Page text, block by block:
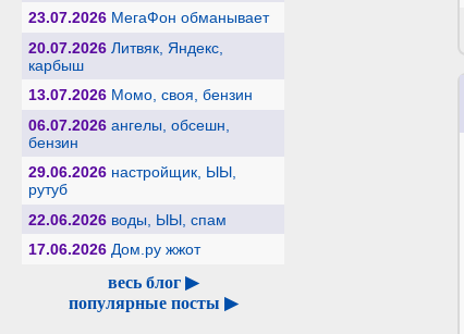
23.07.2026 МегаФон обманывает
20.07.2026 Литвяк, Яндекс,
карбыш
13.07.2026 Момо, своя, бензин
06.07.2026 ангелы, обсешн,
бензин
29.06.2026 настройщик, ЫЫ,
рутуб
22.06.2026 воды, ЫЫ, спам
17.06.2026 Дом.ру жжот
весь блог ▶
популярные посты ▶